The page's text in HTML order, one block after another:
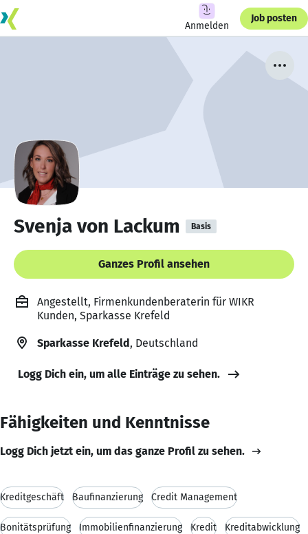
Anmelden
Job posten
Svenja von Lackum Basis
Ganzes Profil ansehen
Angestellt, Firmenkundenberaterin für WIKR
Kunden, Sparkasse Krefeld
Sparkasse Krefeld, Deutschland
Logg Dich ein, um alle Einträge zu sehen.
Fähigkeiten und Kenntnisse
Logg Dich jetzt ein, um das ganze Profil zu sehen.
Kreditgeschäft Baufinanzierung Credit Management
Bonitätsprüfung Immobilienfinanzierung Kredit Kreditabwicklung